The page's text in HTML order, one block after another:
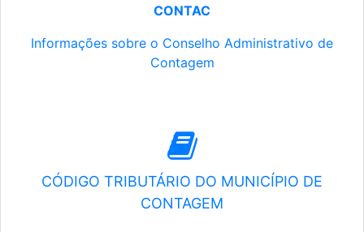
CONTAC
Informações sobre o Conselho Administrativo de
Contagem
CÓDIGO TRIBUTÁRIO DO MUNICÍPIO DE
CONTAGEM